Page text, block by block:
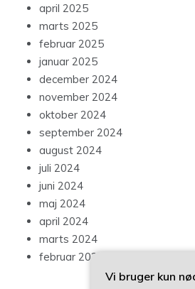
april 2025
marts 2025
februar 2025
januar 2025
december 2024
november 2024
oktober 2024
september 2024
august 2024
juli 2024
juni 2024
maj 2024
april 2024
marts 2024
februar 2024
Vi bruger kun